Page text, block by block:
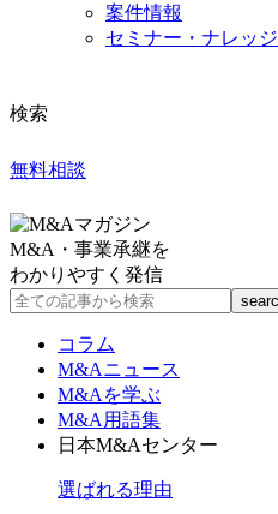
案件情報
セミナー・ナレッジ
検索
無料相談
M&A・事業承継を
わかりやすく発信
コラム
M&Aニュース
M&Aを学ぶ
M&A用語集
日本M&Aセンター
選ばれる理由